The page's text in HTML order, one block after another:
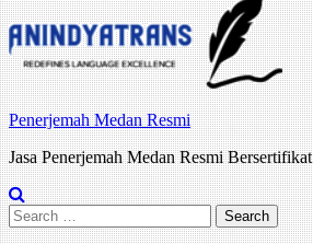
Penerjemah Medan Resmi
Jasa Penerjemah Medan Resmi Bersertifikat
Search
for: